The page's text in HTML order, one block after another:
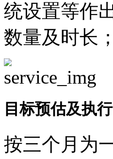
统设置等作
数量及时长；
目标预估及执行
按三个月为